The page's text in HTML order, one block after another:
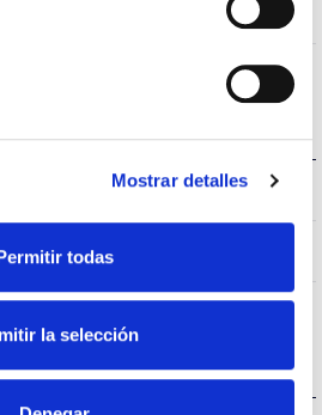
Mostrar detalles
todas
la selección
4.000K
des couleurs